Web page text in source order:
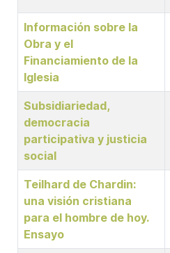
Información sobre la
Obra y el
Financiamiento de la
Iglesia
Subsidiariedad,
democracia
participativa y justicia
social
Teilhard de Chardin:
una visión cristiana
para el hombre de hoy.
Ensayo